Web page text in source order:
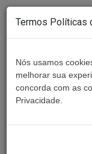
Termos Políticas
Nós usamos
melhorar sua
concorda com as
Privacidade.